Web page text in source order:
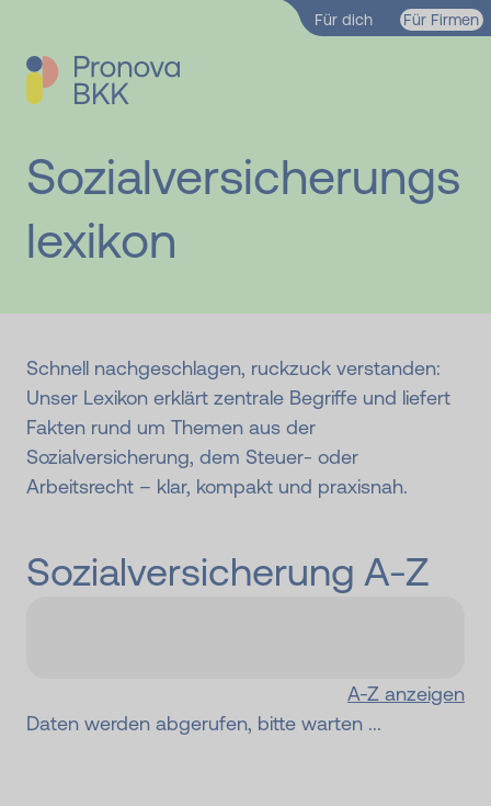
Zum Hauptinhalt springen
Für dich Für Firmen
Sozialversicherungs
lexikon
Schnell nachgeschlagen, ruckzuck verstanden:
Unser Lexikon erklärt zentrale Begriffe und liefert
Fakten rund um Themen aus der
Sozialversicherung, dem Steuer- oder
Arbeitsrecht – klar, kompakt und praxisnah.
Sozialversicherung A-Z
A-Z anzeigen
Daten werden abgerufen, bitte warten ...